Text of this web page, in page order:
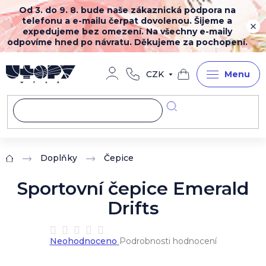
Přejít
na
obsah
Od 3. do 9. 8. bude naše zákaznická podpora na
telefonu a e-mailu čerpat dovolenou. Šijeme a
expedujeme bez omezení. Na všechny e-maily
odpovíme hned po návratu. Děkujeme za pochopení.
CZK
Nákupní
košík
Domů Doplňky Čepice
Sportovní čepice Emerald
Drifts
Průměrné
hodnocení
Neohodnoceno Podrobnosti hodnocení